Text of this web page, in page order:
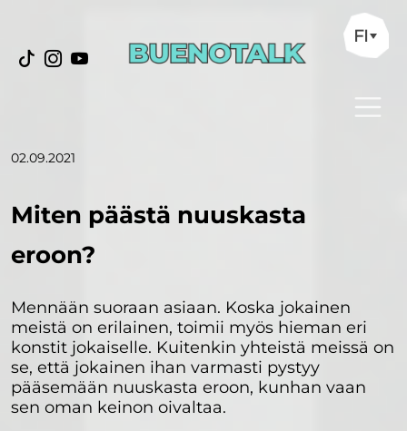
FI
02.09.2021
Miten päästä nuuskasta
eroon?
Mennään suoraan asiaan. Koska jokainen
meistä on erilainen, toimii myös hieman eri
konstit jokaiselle. Kuitenkin yhteistä meissä on
se, että jokainen ihan varmasti pystyy
pääsemään nuuskasta eroon, kunhan vaan
sen oman keinon oivaltaa.